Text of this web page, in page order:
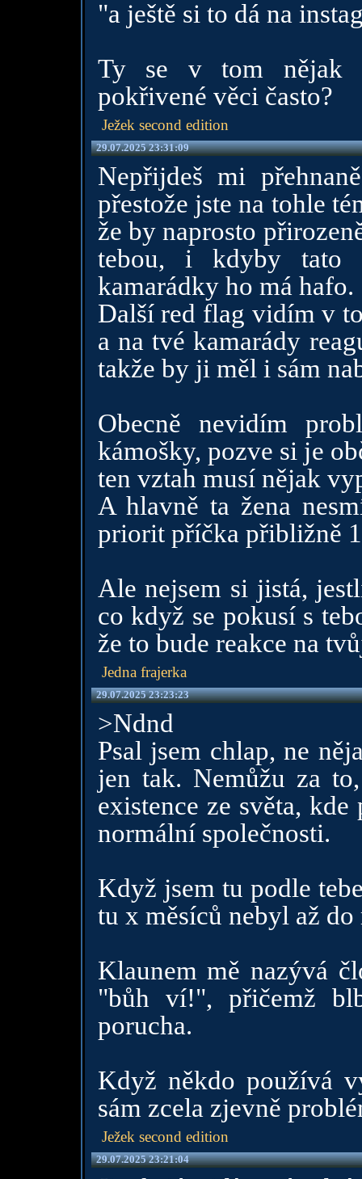
"a ještě si to dá na
Ty se v tom nějak
pokřivené věci často?
Ježek second edition
29.07.2025 23:31:09
Nepřijdeš mi
přestože jste na tohle
že by naprosto
tebou, i kdyby tato
kamarádky ho má hafo.
Další red flag vidím v
a na tvé kamarády
takže by ji měl i sám
Obecně nevidím
kámošky, pozve si je
ten vztah musí nějak
A hlavně ta žena
priorit příčka přibližně
Ale nejsem si jistá,
co když se pokusí s
že to bude reakce na
Jedna frajerka
29.07.2025 23:23:23
>Ndnd
Psal jsem chlap, ne
jen tak. Nemůžu za
existence ze světa,
normální společnosti.
Když jsem tu podle
tu x měsíců nebyl až
Klaunem mě nazývá
"bůh ví!", přičemž
porucha.
Když někdo používá
sám zcela zjevně
Ježek second edition
29.07.2025 23:21:04